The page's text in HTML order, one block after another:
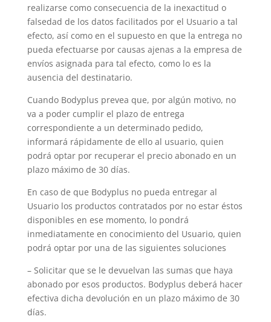
realizarse como consecuencia de la inexactitud o
falsedad de los datos facilitados por el Usuario a tal
efecto, así como en el supuesto en que la entrega no
pueda efectuarse por causas ajenas a la empresa de
envíos asignada para tal efecto, como lo es la
ausencia del destinatario.
Cuando Bodyplus prevea que, por algún motivo, no
va a poder cumplir el plazo de entrega
correspondiente a un determinado pedido,
informará rápidamente de ello al usuario, quien
podrá optar por recuperar el precio abonado en un
plazo máximo de 30 días.
En caso de que Bodyplus no pueda entregar al
Usuario los productos contratados por no estar éstos
disponibles en ese momento, lo pondrá
inmediatamente en conocimiento del Usuario, quien
podrá optar por una de las siguientes soluciones
– Solicitar que se le devuelvan las sumas que haya
abonado por esos productos. Bodyplus deberá hacer
efectiva dicha devolución en un plazo máximo de 30
días.